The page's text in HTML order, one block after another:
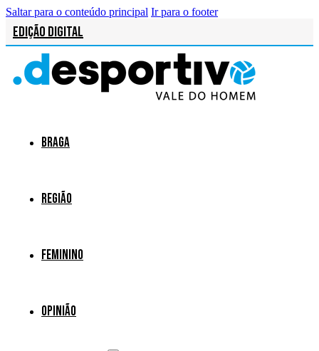
Saltar para o conteúdo principal Ir para o footer
Edição Digital
Braga
Região
Feminino
Opinião